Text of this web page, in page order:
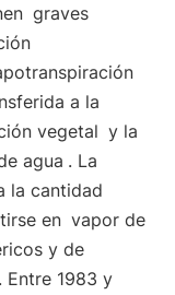
graves
a la
vegetal y la
agua . La
la cantidad
en vapor de
y de
. Entre 1983 y